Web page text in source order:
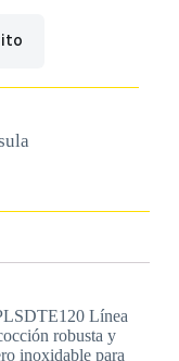
Línea
robusta y
inoxidable para